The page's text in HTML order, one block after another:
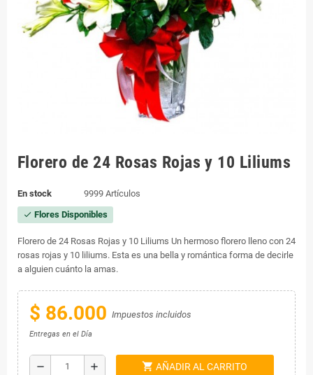
Florero de 24 Rosas Rojas y 10 Liliums
En stock 9999 Artículos
check Flores Disponibles
Florero de 24 Rosas Rojas y 10 Liliums Un hermoso florero lleno con 24
rosas rojas y 10 liliums. Esta es una bella y romántica forma de decirle
a alguien cuánto la amas.
$ 86.000 Impuestos incluidos
Entregas en el Día
remove add shopping_cart AÑADIR AL CARRITO